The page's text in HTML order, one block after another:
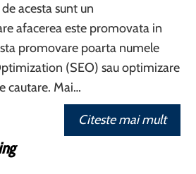
acesta sunt un
afacerea este promovata in
promovare poarta numele
(SEO) sau optimizare
cautare. Mai…
Citeste mai mult